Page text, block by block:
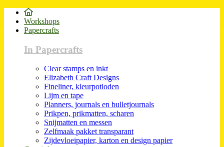
Workshops
Papercrafts
In Papercrafts
Clear stamps en inkt
Elizabeth Craft Designs
Fineliner, kleurpotloden
Lijm en tape
Planners, journals en bulletjournals
Prikpen, prikmatten, scharen
Snijmatten en messen
Zelfmaak pakket transparant
Zijdevloeipapier, karton en design papier